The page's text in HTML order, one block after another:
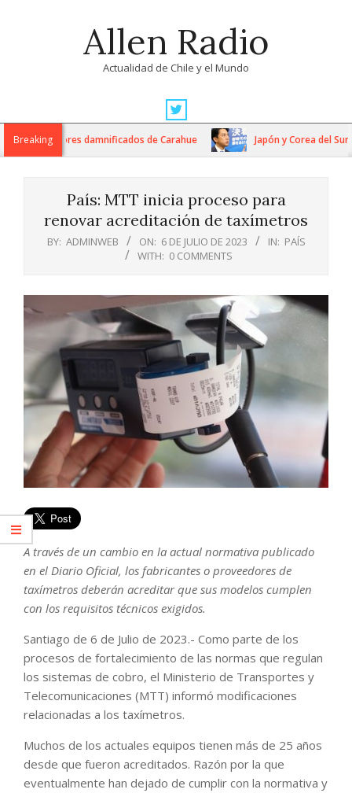
Allen Radio
Actualidad de Chile y el Mundo
Navigation
MenuBreaking
agricultores damnificados de Carahue Japón y Corea del Sur
País: MTT inicia proceso para
renovar acreditación de taxímetros
BY: ADMINWEB ON: 6 DE JULIO DE 2023 IN: PAÍS
WITH: 0 COMMENTS
A través de un cambio en la actual normativa publicado
en el Diario Oficial, los fabricantes o proveedores de
taxímetros deberán acreditar que sus modelos cumplen
con los requisitos técnicos exigidos.
Santiago de 6 de Julio de 2023.- Como parte de los
procesos de fortalecimiento de las normas que regulan
los sistemas de cobro, el Ministerio de Transportes y
Telecomunicaciones (MTT) informó modificaciones
relacionadas a los taxímetros.
Muchos de los actuales equipos tienen más de 25 años
desde que fueron acreditados. Razón por la que
eventualmente han dejado de cumplir con la normativa y